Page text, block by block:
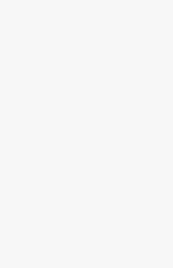
воздуха
питания
работы
охлаждения